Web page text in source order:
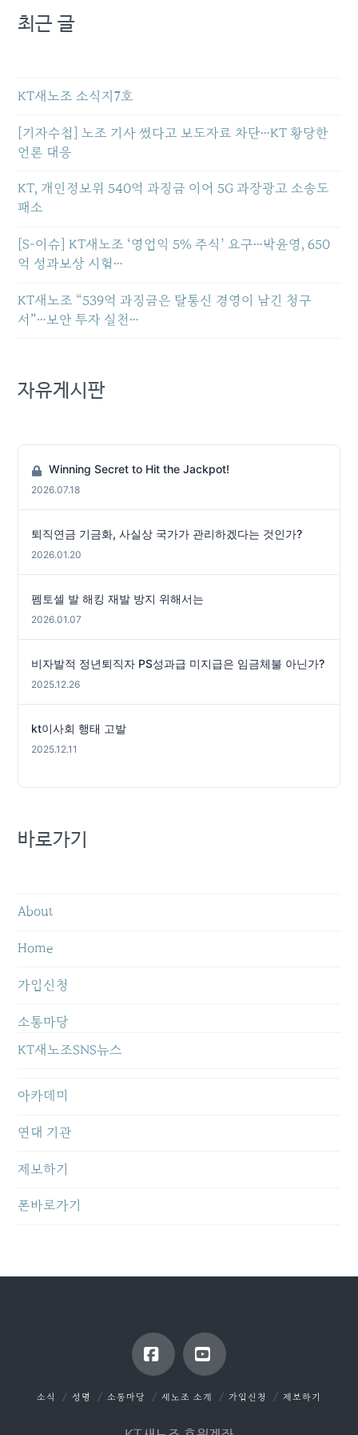
최근 글
KT새노조 소식지7호
[기자수첩] 노조 기사 썼다고 보도자료 차단…KT 황당한
언론 대응
KT, 개인정보위 540억 과징금 이어 5G 과장광고 소송도
패소
[S-이슈] KT새노조 ‘영업익 5% 주식’ 요구…박윤영, 650
억 성과보상 시험…
KT새노조 “539억 과징금은 탈통신 경영이 남긴 청구
서”…보안 투자 실천…
자유게시판
Winning Secret to Hit the Jackpot!
2026.07.18
퇴직연금 기금화, 사실상 국가가 관리하겠다는 것인가?
2026.01.20
펨토셀 발 해킹 재발 방지 위해서는
2026.01.07
비자발적 정년퇴직자 PS성과급 미지급은 임금체불 아닌가?
2025.12.26
kt이사회 행태 고발
2025.12.11
바로가기
About
Home
가입신청
소통마당
KT새노조SNS뉴스
아카데미
연대 기관
제보하기
폰바로가기
FacebookYouTube
소식 성명 소통마당 새노조 소개 가입신청 제보하기